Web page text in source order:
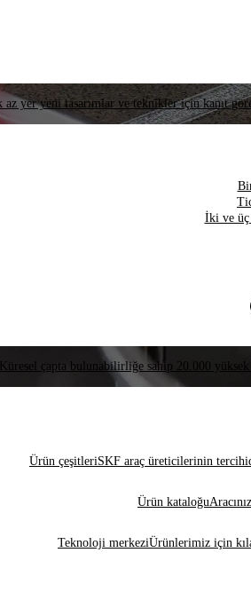
az yer yeni tasarımlar ve teknikler için kanıt
İki ve üç
Küresel çapta bulunabilirliğe sahip 20.000
Ürün çeşitleriSKF araç üreticilerinin
Ürün kataloğu
Teknoloji merkeziÜrünlerimiz için